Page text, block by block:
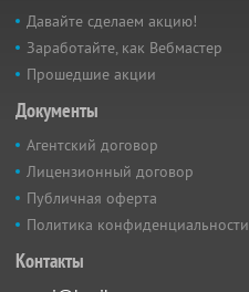
Давайте сделаем акцию!
Заработайте, как Вебмастер
Прошедшие акции
Документы
Агентский договор
Лицензионный договор
Публичная оферта
Политика конфиденциальности
Контакты